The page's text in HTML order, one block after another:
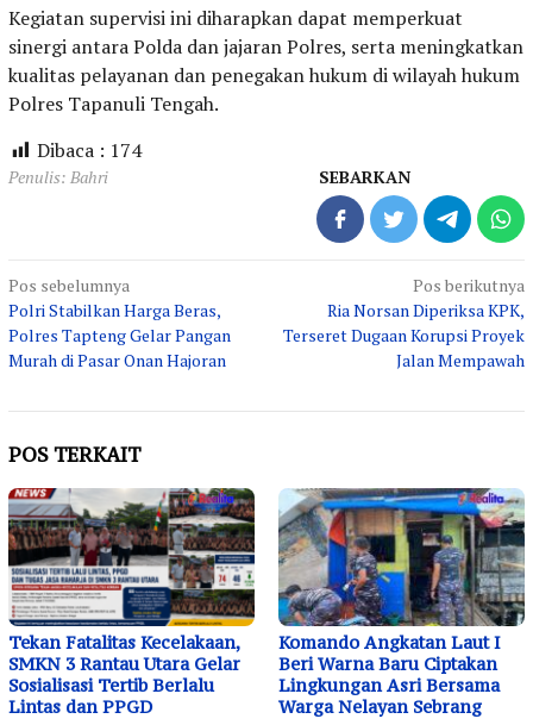
Kegiatan supervisi ini diharapkan dapat memperkuat
sinergi antara Polda dan jajaran Polres, serta meningkatkan
kualitas pelayanan dan penegakan hukum di wilayah hukum
Polres Tapanuli Tengah.
Dibaca : 174
Penulis: Bahri SEBARKAN
Navigasi
pos
Pos sebelumnya
Polri Stabilkan Harga Beras,
Polres Tapteng Gelar Pangan
Murah di Pasar Onan Hajoran
Pos berikutnya
Ria Norsan Diperiksa KPK,
Terseret Dugaan Korupsi Proyek
Jalan Mempawah
POS TERKAIT
Tekan Fatalitas Kecelakaan,
SMKN 3 Rantau Utara Gelar
Sosialisasi Tertib Berlalu
Lintas dan PPGD
Komando Angkatan Laut I
Beri Warna Baru Ciptakan
Lingkungan Asri Bersama
Warga Nelayan Sebrang